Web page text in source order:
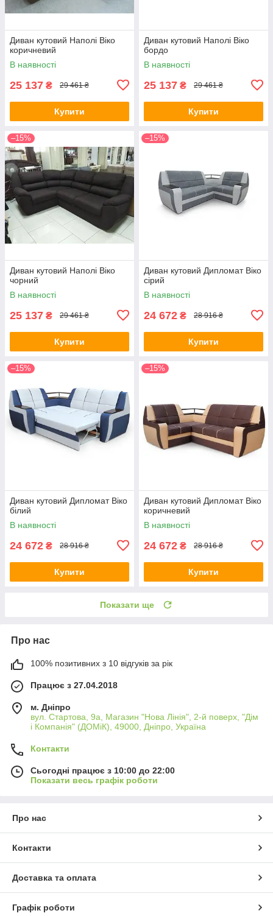
Диван кутовий Наполі Віко
коричневий
В наявності
25 137 ₴ 29 461 ₴
Купити
Диван кутовий Наполі Віко
бордо
В наявності
25 137 ₴ 29 461 ₴
Купити
–15%
Диван кутовий Наполі Віко
чорний
В наявності
25 137 ₴ 29 461 ₴
Купити
–15%
Диван кутовий Дипломат Віко
сірий
В наявності
24 672 ₴ 28 916 ₴
Купити
–15%
Диван кутовий Дипломат Віко
білий
В наявності
24 672 ₴ 28 916 ₴
Купити
–15%
Диван кутовий Дипломат Віко
коричневий
В наявності
24 672 ₴ 28 916 ₴
Купити
Показати ще
Про нас
100% позитивних з 10 відгуків за рік
Працює з 27.04.2018
м. Дніпро
вул. Стартова, 9а, Магазин "Нова Лінія", 2-й поверх, "Дім
і Компанія" (ДОМіК), 49000, Дніпро, Україна
Контакти
Сьогодні працює з 10:00 до 22:00
Показати весь графік роботи
Про нас
Контакти
Доставка та оплата
Графік роботи